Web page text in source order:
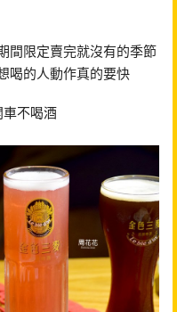
間限定賣完就沒有的季節
喝的人動作真的要快
不喝酒